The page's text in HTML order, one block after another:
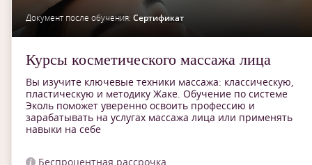
Документ после обучения: Сертификат
Курсы косметического массажа лица
Вы изучите ключевые техники массажа: классическую,
пластическую и методику Жаке. Обучение по системе
Эколь поможет уверенно освоить профессию и
зарабатывать на услугах массажа лица или применять
навыки на себе
Беспроцентная рассрочка